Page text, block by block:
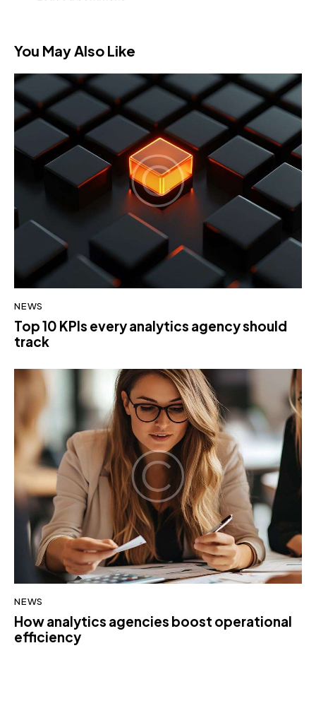
You May Also Like
NEWS
Top 10 KPIs every analytics agency should
track
NEWS
How analytics agencies boost operational
efficiency